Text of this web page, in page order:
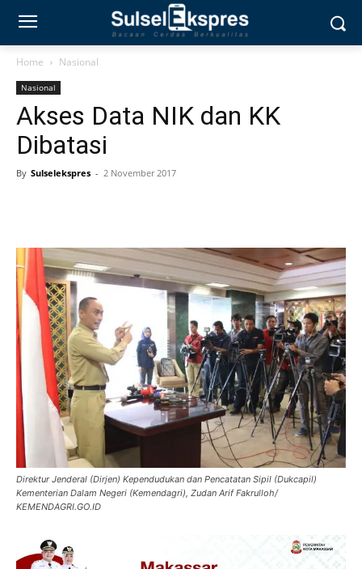
Home Nasional
Nasional
Akses Data NIK dan KK
Dibatasi
By Sulselekspres - 2 November 2017
Direktur Jenderal (Dirjen) Kependudukan dan Pencatatan Sipil (Dukcapil)
Kementerian Dalam Negeri (Kemendagri), Zudan Arif Fakrulloh/
KEMENDAGRI.GO.ID